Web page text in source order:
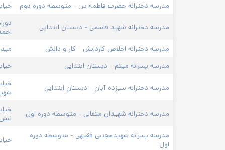
مدرسه دخترانه حضرت فاطمه س - متوسطه دوره دوم
مدرسه دخترانه شهید قاسمی - دبستان ابتدایی
مدرسه دخترانه اخلاص کاردانش - کار و دانش
مدرسه پسرانه میثم - دبستان ابتدایی
مدرسه دخترانه سیزده آبان - دبستان ابتدایی
مدرسه دخترانه شهیدان مثقالی - متوسطه دوره اول
نبش
مدرسه پسرانه شهیدمجتبی فقیهی - متوسطه دوره
اول